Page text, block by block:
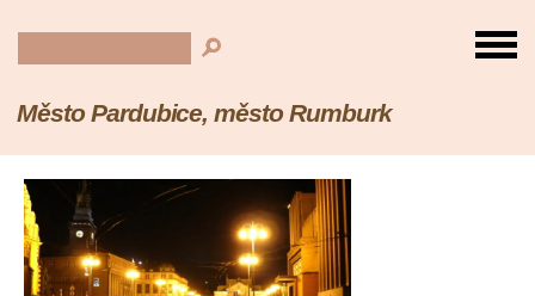
Město Pardubice, město Rumburk